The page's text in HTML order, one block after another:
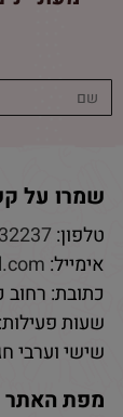
שמרו על
טלפון:
אימייל:
כתובת:
שעות פעילות: א'-ה'
שישי וערבי חג 8:30-
מפת האתר